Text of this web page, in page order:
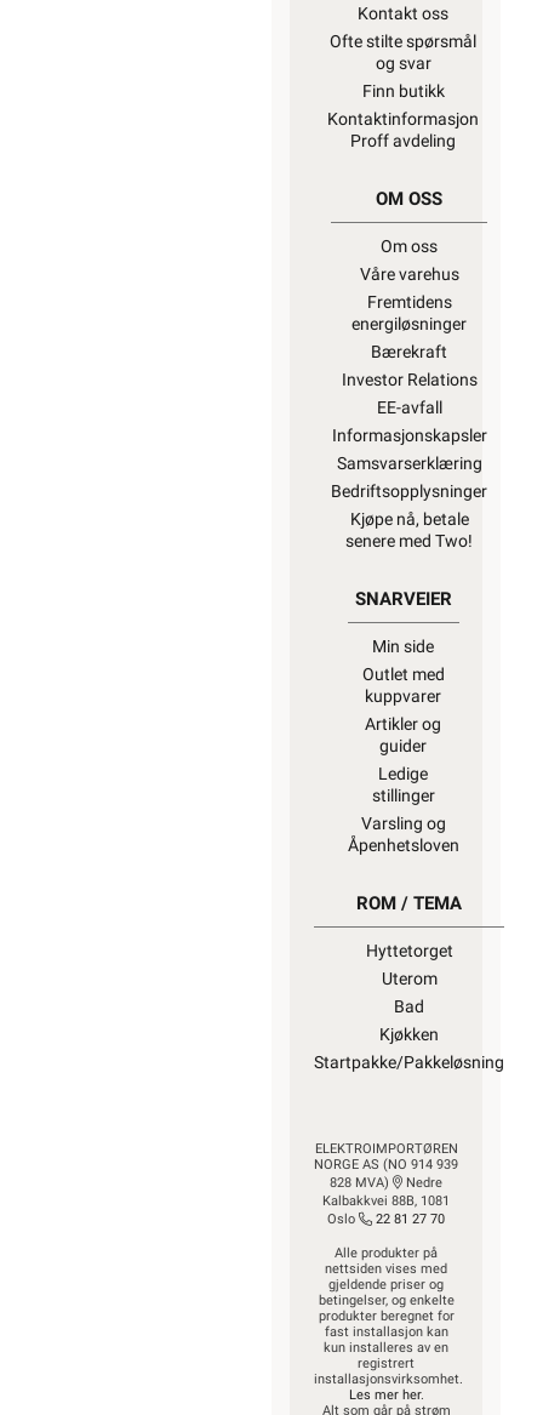
Kontakt oss
Ofte stilte spørsmål
og svar
Finn butikk
Kontaktinformasjon
Proff avdeling
OM OSS
Om oss
Våre varehus
Fremtidens
energiløsninger
Bærekraft
Investor Relations
EE-avfall
Informasjonskapsler
Samsvarserklæring
Bedriftsopplysninger
Kjøpe nå, betale
senere med Two!
SNARVEIER
Min side
Outlet med
kuppvarer
Artikler og
guider
Ledige
stillinger
Varsling og
Åpenhetsloven
ROM / TEMA
Hyttetorget
Uterom
Bad
Kjøkken
Startpakke/Pakkeløsning
ELEKTROIMPORTØREN
NORGE AS (NO 914 939
828 MVA)
Nedre
Kalbakkvei 88B, 1081
Oslo
22 81 27 70
Alle produkter på
nettsiden vises med
gjeldende priser og
betingelser, og enkelte
produkter beregnet for
fast installasjon kan
kun installeres av en
registrert
installasjonsvirksomhet.
Les mer her.
Alt som går på strøm